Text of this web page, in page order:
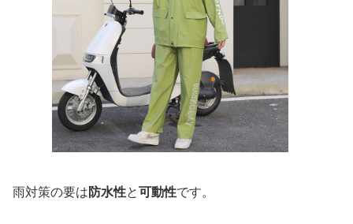
雨対策の要は防水性と可動性です。